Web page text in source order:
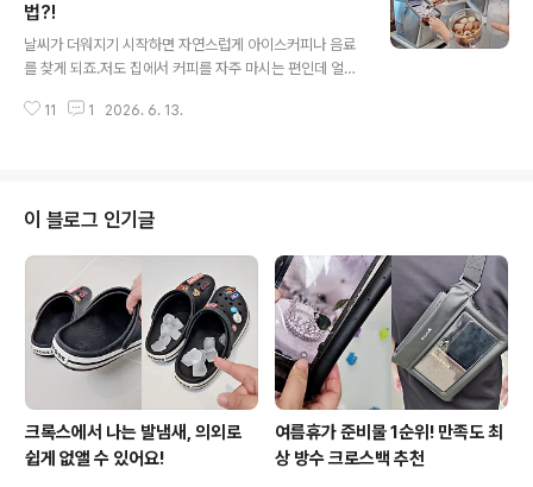
가 마르지 않고 촉촉해서 더 잘 닦이는 느낌이에요. 청소 중
간에 청소포를 자주 교체할 필요가 없어 번거로움도 줄어
드는 장점이 있어요. 청소포가 너무 얇으면 바닥을 밀 때 쉽
감이 안정적이에요. 바닥에 붙어 있는 생활 먼지나 얼룩도
법?!
날씨가 더워지기 시작하면 자연스럽게 아이스커피나 음료
를 찾게 되죠.저도 집에서 커피를 자주 마시는 편인데 얼음
용해도 부족할 때가 있고 손님이라도 오는 날에는 미리 준
하게 배송 완료! 구성품은 본체와 스쿱, 그리고 스쿱을 거치
하는 자석형 고리예요. 제품 디자인은 전체적으로 깔끔한
편이에요. 스테인리스 소재라 주방에 두었을 때 투박한 느
낌보다는 정돈된 느낌이 들고요. 홈카페 기분 낼 때도 좋아
요~ 사용하면서 가장 만족스러웠던 부분은 얼음이 닿는 내
부가 올스테인리스 구..
11 1 2026. 6. 13.
이 블로그 인기글
크록스에서 나는 발냄새, 의외로
쉽게 없앨 수 있어요!
여름휴가 준비물 1순위! 만족도 최
상 방수 크로스백 추천